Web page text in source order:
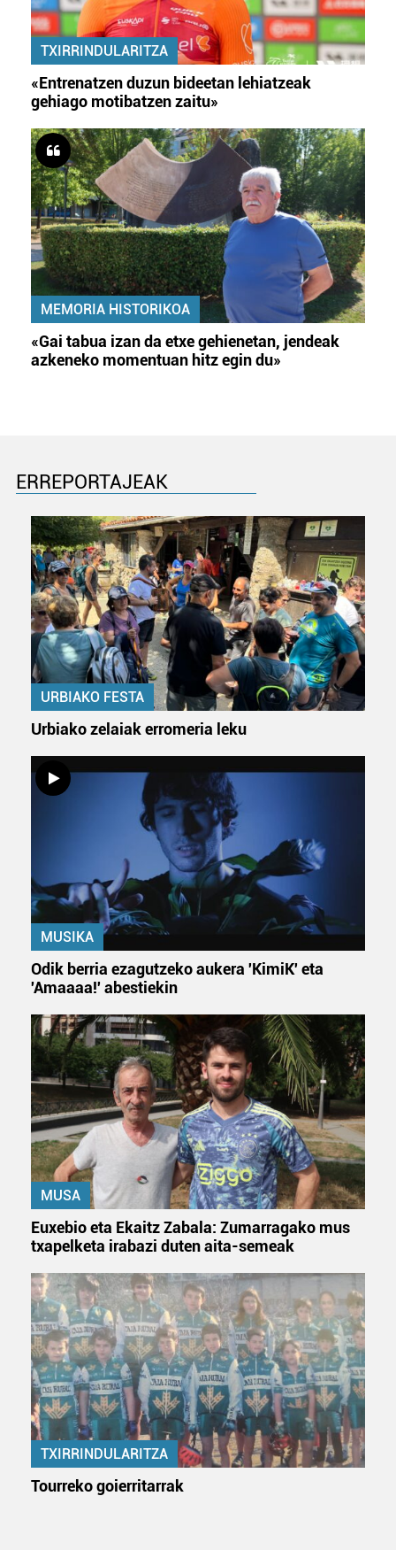
TXIRRINDULARITZA
«Entrenatzen duzun bideetan lehiatzeak
gehiago motibatzen zaitu»
MEMORIA HISTORIKOA
«Gai tabua izan da etxe gehienetan, jendeak
azkeneko momentuan hitz egin du»
ERREPORTAJEAK
URBIAKO FESTA
Urbiako zelaiak erromeria leku
MUSIKA
Odik berria ezagutzeko aukera 'KimiK' eta
'Amaaaa!' abestiekin
MUSA
Euxebio eta Ekaitz Zabala: Zumarragako mus
txapelketa irabazi duten aita-semeak
TXIRRINDULARITZA
Tourreko goierritarrak